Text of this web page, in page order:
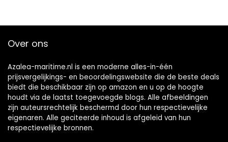
Over ons
Azalea-maritime.nl is een moderne alles-in-één
prijsvergelijkings- en beoordelingswebsite die de beste deals
biedt die beschikbaar zijn op amazon en u op de hoogte
houdt via de laatst toegevoegde blogs. Alle afbeeldingen
zijn auteursrechtelijk beschermd door hun respectievelijke
eigenaren. Alle geciteerde inhoud is afgeleid van hun
respectievelijke bronnen.